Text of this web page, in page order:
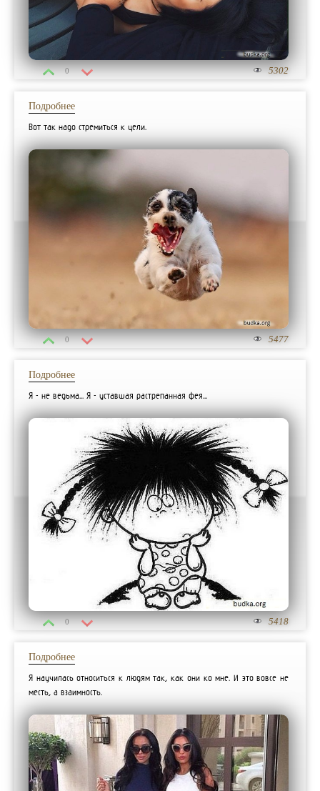
5302
0
5477
0
Подробнее
Вот так надо стремиться к цели.
5418
0
Подробнее
Я - не ведьма... Я - уставшая растрепанная фея...
Подробнее
Я научилась относиться к людям так, как они ко мне. И это вовсе не
месть, а взаимность.